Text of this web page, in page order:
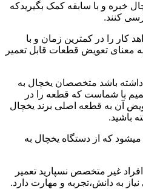
خبره و با سابقه کمک بگیریدکه
کنند.
کار را در کمترین زمان و با
معنای تعویض قطعات قابل تعمیر
داشته باشد متخصصان یخچال به
با شماست که قطعه را در
آن به قطعه اصلی برند یخچال
باشید.
که از دستگاه یخچال به
غیر متخصص نسپارید تعمیر
به دانش،تجربه و مهارت دارد.